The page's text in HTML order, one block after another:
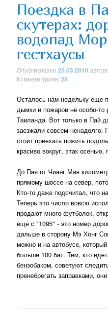
Поездка в
скутерах:
водопад
гестхаусы
Опубликовано25.03.2010
Комментариев:28
Осталось нам недельку еще
дымки и пожаров не особо-то
Таиланда. Вот только в Пай
заезжали совсем ненадолго.
стоит приехать пожить
красиво вокруг, этак
До Пая от Чианг Мая
прямому шоссе на север,
Кто-то даже подсчитал, что
Теперь это число вовсю
продают много футболок,
еще с "1095" - это номер
дальше в сторону Мэ Хонг
можно и на автобусе,
больше 100 бат. Тем, кто
бензобаком, советуют
пренебрегать заправками,